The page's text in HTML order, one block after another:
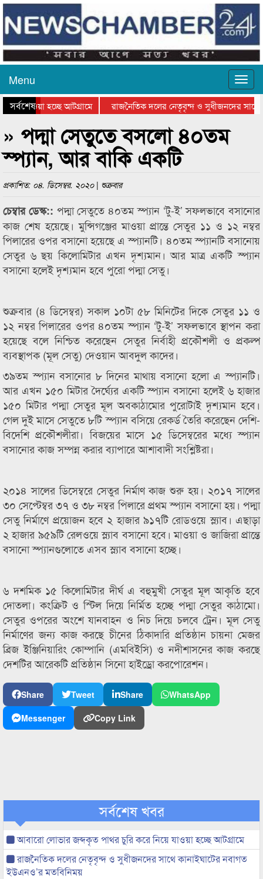
Menu
সর্বশেষ
যাওয়া হচ্ছে আটগ্রামে
রাজনৈতিক দলের নেতৃবৃন্দ ও সুধীজনদের সাথে
» পদ্মা সেতুতে বসলো ৪০তম
স্প্যান, আর বাকি একটি
প্রকাশিত: ০৪. ডিসেম্বর. ২০২০ | শুক্রবার
চেম্বার ডেস্ক:: পদ্মা সেতুতে ৪০তম স্প্যান ‘টু-ই’ সফলভাবে বসানোর
কাজ শেষ হয়েছে। মুন্সিগঞ্জের মাওয়া প্রান্তে সেতুর ১১ ও ১২ নম্বর
পিলারের ওপর বসানো হয়েছে এ স্প্যানটি। ৪০তম স্প্যানটি বসানোয়
সেতুর ৬ ছয় কিলোমিটার এখন দৃশ্যমান। আর মাত্র একটি স্প্যান
বসানো হলেই দৃশ্যমান হবে পুরো পদ্মা সেতু।
শুক্রবার (৪ ডিসেম্বর) সকাল ১০টা ৫৮ মিনিটের দিকে সেতুর ১১ ও
১২ নম্বর পিলারের ওপর ৪০তম স্প্যান ‘টু-ই’ সফলভাবে স্থাপন করা
হয়েছে বলে নিশ্চিত করেছেন সেতুর নির্বাহী প্রকৌশলী ও প্রকল্প
ব্যবস্থাপক (মূল সেতু) দেওয়ান আবদুল কাদের।
৩৯তম স্প্যান বসানোর ৮ দিনের মাথায় বসানো হলো এ স্প্যানটি।
আর এখন ১৫০ মিটার দৈর্ঘ্যের একটি স্প্যান বসানো হলেই ৬ হাজার
১৫০ মিটার পদ্মা সেতুর মূল অবকাঠামোর পুরোটাই দৃশ্যমান হবে।
গেল দুই মাসে সেতুতে ৮টি স্প্যান বসিয়ে রেকর্ড তৈরি করেছেন দেশি-
বিদেশি প্রকৌশলীরা। বিজয়ের মাসে ১৫ ডিসেম্বরের মধ্যে স্প্যান
বসানোর কাজ সম্পন্ন করার ব্যাপারে আশাবাদী সংশ্লিষ্টরা।
২০১৪ সালের ডিসেম্বরে সেতুর নির্মাণ কাজ শুরু হয়। ২০১৭ সালের
৩০ সেপ্টেম্বর ৩৭ ও ৩৮ নম্বর পিলারে প্রথম স্প্যান বসানো হয়। পদ্মা
সেতু নির্মাণে প্রয়োজন হবে ২ হাজার ৯১৭টি রোডওয়ে স্ল্যাব। এছাড়া
২ হাজার ৯৫৯টি রেলওয়ে স্ল্যাব বসানো হবে। মাওয়া ও জাজিরা প্রান্তে
বসানো স্প্যানগুলোতে এসব স্ল্যাব বসানো হচ্ছে।
৬ দশমিক ১৫ কিলোমিটার দীর্ঘ এ বহুমুখী সেতুর মূল আকৃতি হবে
দোতলা। কংক্রিট ও স্টিল দিয়ে নির্মিত হচ্ছে পদ্মা সেতুর কাঠামো।
সেতুর ওপরের অংশে যানবাহন ও নিচ দিয়ে চলবে ট্রেন। মূল সেতু
নির্মাণের জন্য কাজ করছে চীনের ঠিকাদারি প্রতিষ্ঠান চায়না মেজর
ব্রিজ ইঞ্জিনিয়ারিং কোম্পানি (এমবিইসি) ও নদীশাসনের কাজ করছে
দেশটির আরেকটি প্রতিষ্ঠান সিনো হাইড্রো করপোরেশন।
Share Tweet Share
WhatsApp
Messenger
Copy Link
সর্বশেষ খবর
আবারো লোভার জব্দকৃত পাথর চুরি করে নিয়ে যাওয়া হচ্ছে আটগ্রামে
রাজনৈতিক দলের নেতৃবৃন্দ ও সুধীজনদের সাথে কানাইঘাটের নবাগত
ইউএনও’র মতবিনিময়